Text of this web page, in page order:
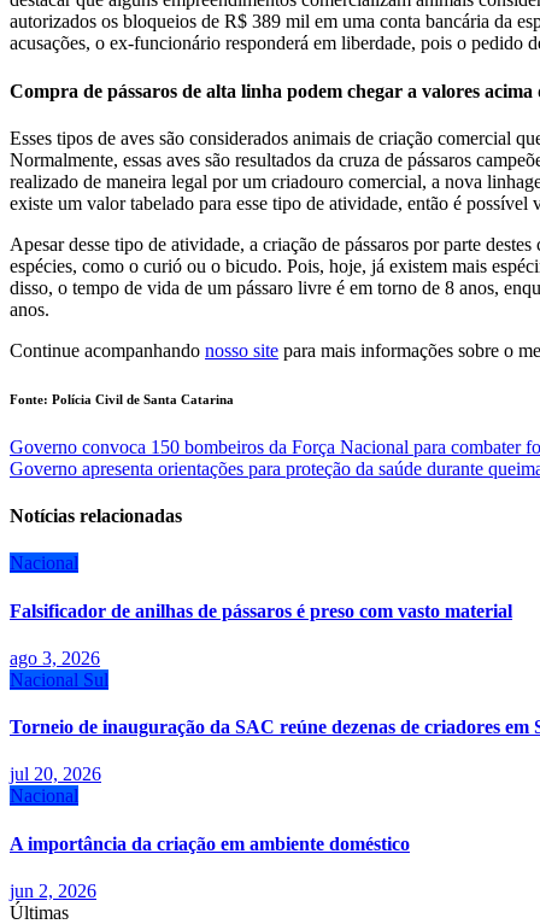
autorizados os bloqueios de R$ 389 mil em uma conta bancária da
acusações, o ex-funcionário responderá em liberdade, pois o pedido
Compra de pássaros de alta linha podem chegar a valores acima
Esses tipos de aves são considerados animais de criação comercial
Normalmente, essas aves são resultados da cruza de pássaros
realizado de maneira legal por um criadouro comercial, a nova
existe um valor tabelado para esse tipo de atividade, então é
Apesar desse tipo de atividade, a criação de pássaros por parte
espécies, como o curió ou o bicudo. Pois, hoje, já existem mais
disso, o tempo de vida de um pássaro livre é em torno de 8 anos,
anos.
Continue acompanhando nosso site para mais informações sobre o
Fonte: Polícia Civil de Santa Catarina
Navegação
de
Post
Governo convoca 150 bombeiros da Força Nacional para combater
Governo apresenta orientações para proteção da saúde durante
Notícias relacionadas
Nacional
Falsificador de anilhas de pássaros é preso com vasto material
ago 3, 2026
Nacional Sul
Torneio de inauguração da SAC reúne dezenas de criadores
jul 20, 2026
Nacional
A importância da criação em ambiente doméstico
jun 2, 2026
Últimas